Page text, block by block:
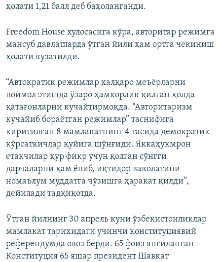
ҳолати 1,21 балл деб баҳоланганди.
Freedom House хулосасига кўра, авторитар режимга
мансуб давлатларда ўтган йили ҳам ортга чекиниш
ҳолати кузатилди.
“Автократик режимлар халқаро меъёрларни
поймол этишда ўзаро ҳамкорлик қилган ҳолда
қатағонларни кучайтирмоқда. “Авторитаризм
кучайиб бораётган режимлар” таснифига
киритилган 8 мамлакатнинг 4 тасида демократик
кўрсаткичлар қуйига шўнғиди. Яккаҳукмрон
етакчилар ҳур фикр учун қолган сўнгги
дарчаларни ҳам ёпиб, иқтидор ваколатини
номаълум муддатга чўзишга ҳаракат қилди”,
дейилади тадқиқотда.
Ўтган йилнинг 30 апрель куни ўзбекистонликлар
мамлакат тарихидаги учинчи конституциявий
референдумда овоз берди. 65 фоиз янгиланган
Конституция 65 яшар президент Шавкат